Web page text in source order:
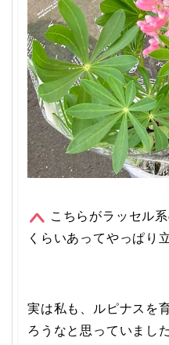
こちらがラッセル
くらいあってやっぱり
実は私も、ルピナスを
ろうなと思っていまし